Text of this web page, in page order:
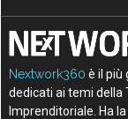
Nextwork360 è il più
dedicati ai temi della
Imprenditoriale. Ha